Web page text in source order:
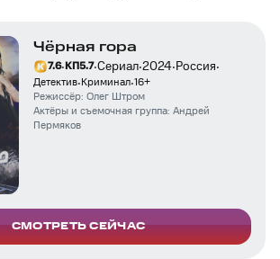
Чёрная гора
7.6·КП5.7·Сериал·2024·Россия·
Детектив·Криминал·16+
Режиссёр: Олег Штром
Актёры и съемочная группа: Андрей
Пермяков
СМОТРЕТЬ СЕЙЧАС